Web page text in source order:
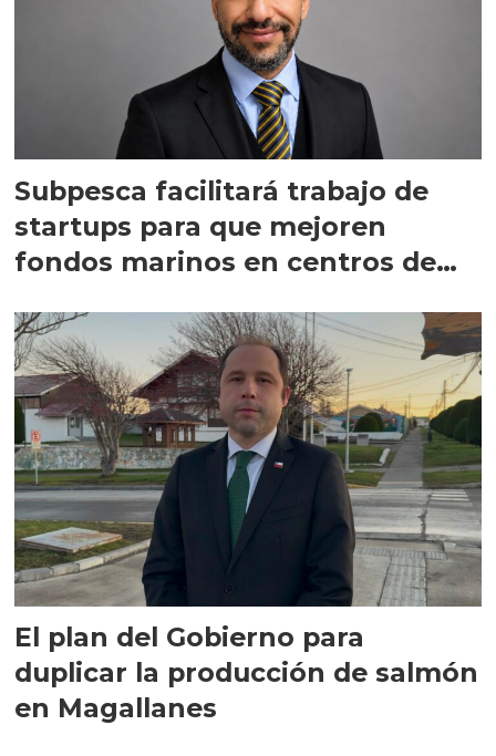
Subpesca facilitará trabajo de
startups para que mejoren
fondos marinos en centros de
El plan del Gobierno para
duplicar la producción de salmón
en Magallanes